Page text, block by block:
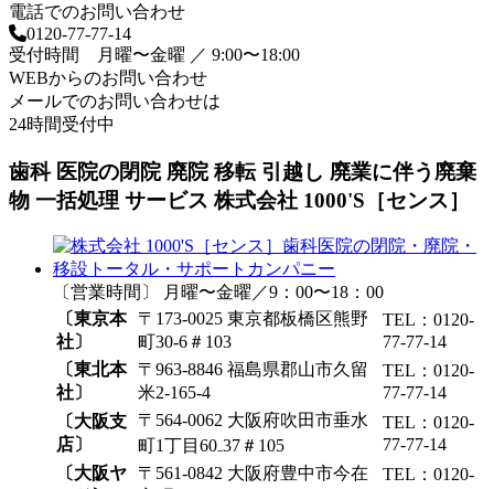
電話でのお問い合わせ
0120-77-77-14
受付時間 月曜〜金曜 ／ 9:00〜18:00
WEBからのお問い合わせ
メールでのお問い合わせは
24時間受付中
歯科 医院の閉院 廃院 移転 引越し 廃業に伴う廃棄
物 一括処理 サービス 株式会社 1000'S［センス］
〔営業時間〕 月曜〜金曜／9：00〜18：00
〔東京本
社〕
〒173-0025 東京都板橋区熊野
町30-6＃103
TEL：0120-
77-77-14
〔東北本
社〕
〒963-8846 福島県郡山市久留
米2-165-4
TEL：0120-
77-77-14
〔大阪支
店〕
〒564-0062 大阪府吹田市垂水
町1丁目60₋37＃105
TEL：0120-
77-77-14
〔大阪ヤ
〒561-0842 大阪府豊中市今在
TEL：0120-